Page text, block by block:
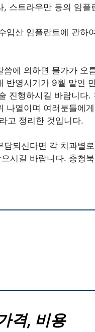
스트라우만 등의 임플
입산 임플란트에 관하
에 의하면 물가가 오
반영시기가 9월 말인
진행하시길 바랍니다
나열이며 여러분들에
고 정리한 것입니다.
되신다면 각 치과별
시길 바랍니다. 충청
격, 비용